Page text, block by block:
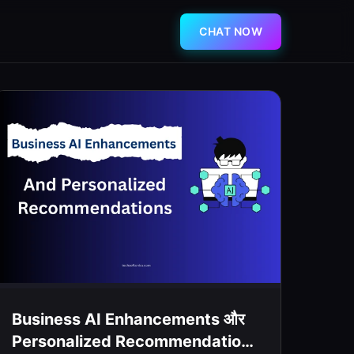
CHAT NOW
Business AI Enhancements और
Personalized Recommendations